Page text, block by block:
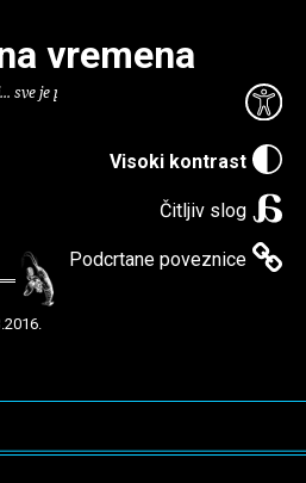
Visoki kontrast
Čitljiv slog
Podcrtane poveznice
vremena
sve je puno knjiga.